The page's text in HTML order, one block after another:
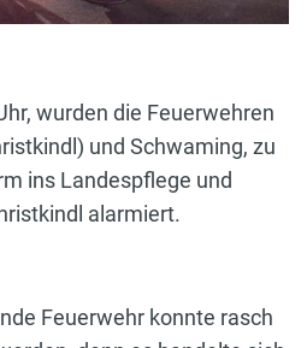
wurden die Feuerwehren
und Schwaming, zu
ins Landespflege und
alarmiert.
Feuerwehr konnte rasch